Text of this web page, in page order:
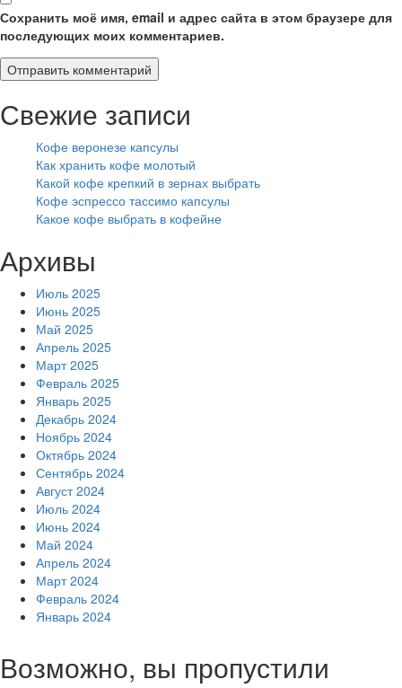
Сохранить моё имя, email и адрес сайта в этом браузере для
последующих моих комментариев.
Свежие записи
Кофе веронезе капсулы
Как хранить кофе молотый
Какой кофе крепкий в зернах выбрать
Кофе эспрессо тассимо капсулы
Какое кофе выбрать в кофейне
Архивы
Июль 2025
Июнь 2025
Май 2025
Апрель 2025
Март 2025
Февраль 2025
Январь 2025
Декабрь 2024
Ноябрь 2024
Октябрь 2024
Сентябрь 2024
Август 2024
Июль 2024
Июнь 2024
Май 2024
Апрель 2024
Март 2024
Февраль 2024
Январь 2024
Возможно, вы пропустили